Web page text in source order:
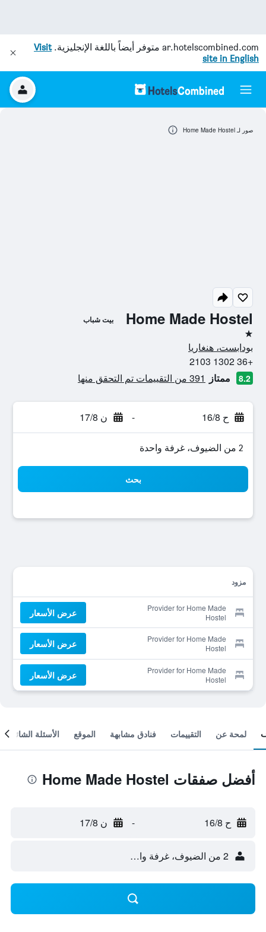
ar.hotelscombined.com متوفر أيضاً باللغة الإنجليزية.Visit
site in English
Home Made Hostel بيت شباب
نجمة واحدة
بودابست، هنغاريا
+36 1302 2103
8.2 ممتاز 391 من التقييمات تم التحقق منها
ح 16/8 - ن 17/8
2 من الضيوف، غرفة واحدة
بحث
مزود
Provider for Home Made
Hostel
عرض الأسعار
Provider for Home Made
Hostel
عرض الأسعار
Provider for Home Made
Hostel
عرض الأسعار
صور لـ Home Made Hostel
لمحة عن التقييمات فنادق مشابهة الموقع الأسئلة الشائعة
أفضل صفقات Home Made Hostel
ح 16/8 - ن 17/8
2 من الضيوف، غرفة واحدة